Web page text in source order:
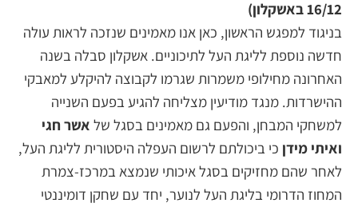
16/12 באשקלון)
בניגוד למפגש הראשון, כאן אנו מאמינים שנזכה לראות עולה
חדשה נוספת לליגת העל לתיכוניים. אשקלון סבלה בשנה
האחרונה מחילופי משמרות שגרמו לקבוצה להיקלע למאבקי
ההישרדות. מנגד מודיעין מצליחה להגיע בפעם השנייה
למשחקי המבחן, והפעם גם מאמינים בסגל של אשר חגי
ואיתי מידן כי ביכולתם לרשום העפלה היסטורית לליגת העל,
לאחר שהם מחזיקים בסגל איכותי שנמצא במרכז-צמרת
המחוז הדרומי בליגת העל לנוער, יחד עם שחקן דומיננטי